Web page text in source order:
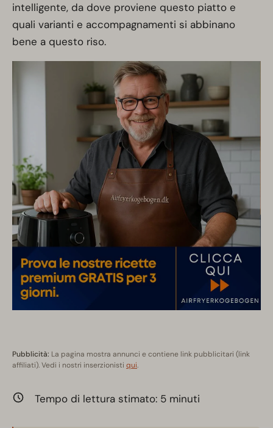
intelligente, da dove proviene questo piatto e
quali varianti e accompagnamenti si abbinano
bene a questo riso.
Pubblicità: La pagina mostra annunci e contiene link pubblicitari (link
affiliati). Vedi i nostri inserzionisti qui.
Tempo di lettura stimato: 5 minuti